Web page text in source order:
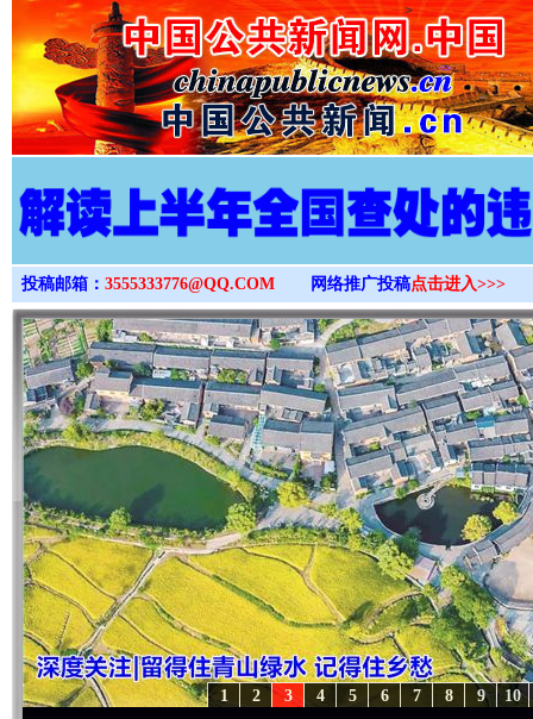
>
投稿邮箱： 3555333776@QQ.COM 网络推广投稿点击进入>>>
10
9
8
7
6
5
4
3
2
1